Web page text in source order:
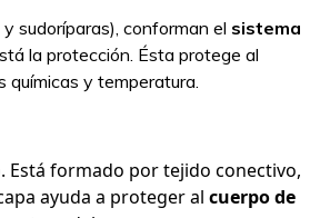
sudoríparas), conforman el sistema
la protección. Ésta protege al
químicas y temperatura.
Está formado por tejido conectivo,
ayuda a proteger al cuerpo de